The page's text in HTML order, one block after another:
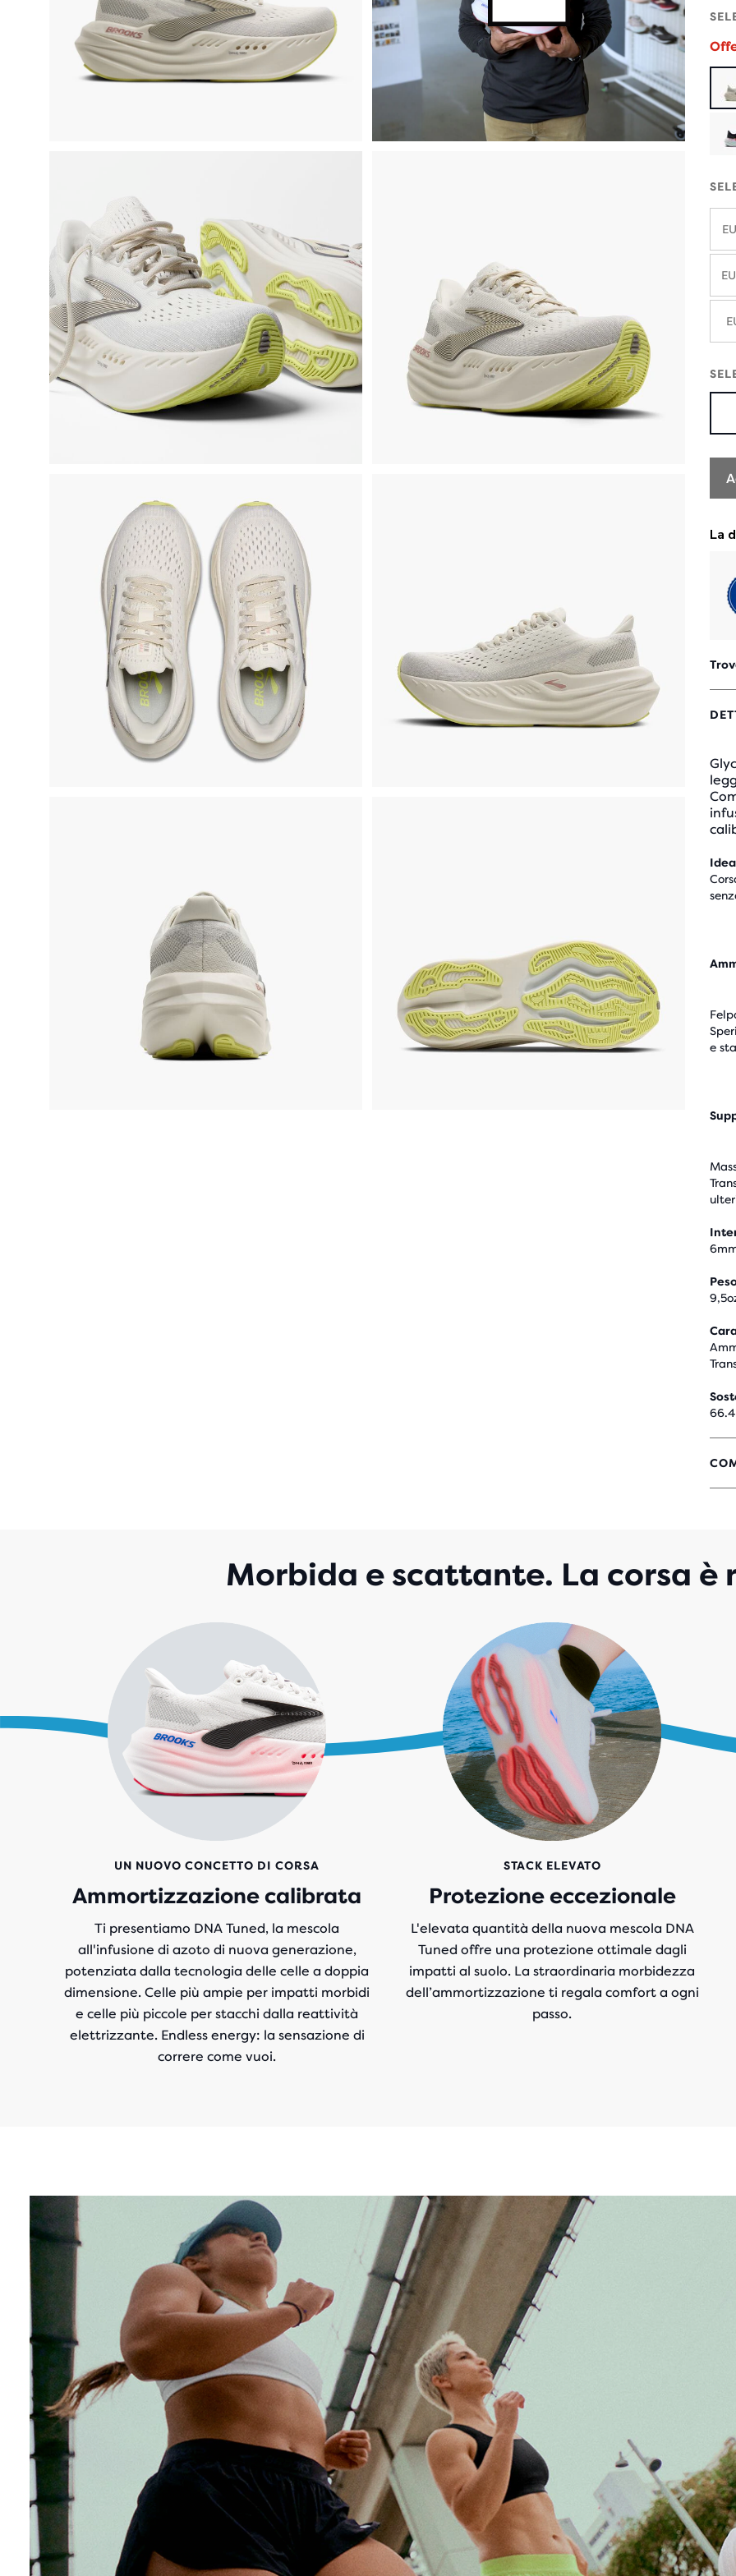
e
4.4
SU
Morbida e scattante. La corsa è
UN NUOVO CONCETTO DI CORSA
Ammortizzazione calibrata
Ti presentiamo DNA Tuned, la mescola
all'infusione di azoto di nuova generazione,
potenziata dalla tecnologia delle celle a doppia
dimensione. Celle più ampie per impatti morbidi
e celle più piccole per stacchi dalla reattività
elettrizzante. Endless energy: la sensazione di
correre come vuoi.
STACK ELEVATO
Protezione eccezionale
L'elevata quantità della nuova mescola DNA
Tuned offre una protezione ottimale dagli
impatti al suolo. La straordinaria morbidezza
dell’ammortizzazione ti regala comfort a ogni
passo.
Play
Video